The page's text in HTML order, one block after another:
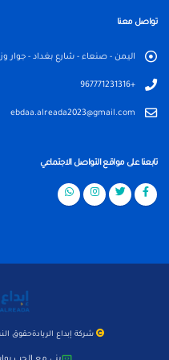
تواصل معنا
اليمن - صنعاء - شارع بغداد - جوار
+967771231316
ebdaa.alreada2023@gmail.com
تابعنا على مواقع التواصل الاجتماعي
شركة إبداع الريادةحقوق النشر © 2023 جميع